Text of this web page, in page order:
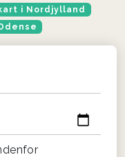
i Nordjylland